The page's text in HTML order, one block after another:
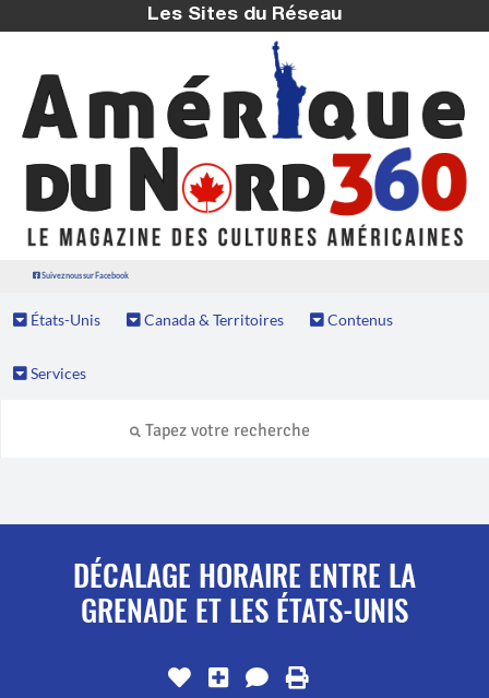
Les Sites du Réseau
Suivez nous sur Facebook
États-Unis Canada & Territoires Contenus
Services
DÉCALAGE HORAIRE ENTRE LA
GRENADE ET LES ÉTATS-UNIS